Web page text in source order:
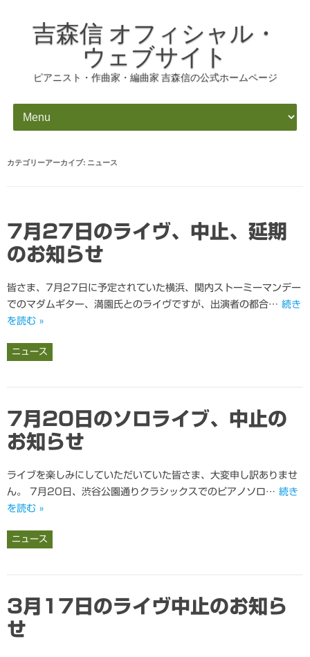
吉森信 オフィシャル・
ウェブサイト
ピアニスト・作曲家・編曲家 吉森信の公式ホームページ
コンテンツにスキップ
カテゴリーアーカイブ: ニュース
7月27日のライヴ、中止、延期
のお知らせ
皆さま、7月27日に予定されていた横浜、関内ストーミーマンデー
でのマダムギター、満園氏とのライヴですが、出演者の都合… 続き
を読む »
ニュース
7月20日のソロライブ、中止の
お知らせ
ライブを楽しみにしていただいていた皆さま、大変申し訳ありませ
ん。 7月20日、渋谷公園通りクラシックスでのピアノソロ… 続き
を読む »
ニュース
3月17日のライヴ中止のお知ら
せ